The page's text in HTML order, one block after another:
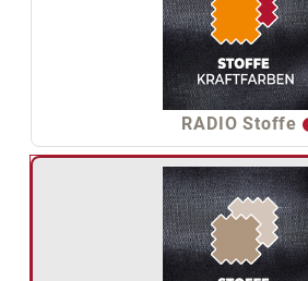
RADIO Stoffe